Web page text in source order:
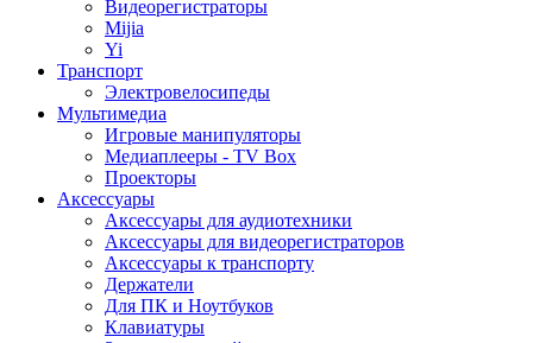
Видеорегистраторы
Mijia
Yi
Транспорт
Электровелосипеды
Мультимедиа
Игровые манипуляторы
Медиаплееры - TV Box
Проекторы
Аксессуары
Аксессуары для аудиотехники
Аксессуары для видеорегистраторов
Аксессуары к транспорту
Держатели
Для ПК и Ноутбуков
Клавиатуры